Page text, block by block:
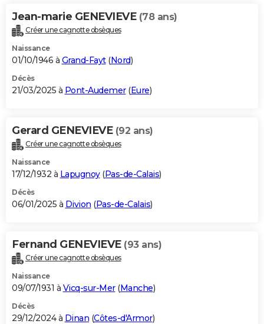
Jean-marie GENEVIEVE (78 ans)
Créer une cagnotte obsèques
Naissance
01/10/1946 à Grand-Fayt(Nord)
Décès
21/03/2025 à Pont-Audemer(Eure)
Gerard GENEVIEVE (92 ans)
Créer une cagnotte obsèques
Naissance
17/12/1932 à Lapugnoy(Pas-de-Calais)
Décès
06/01/2025 à Divion (Pas-de-Calais)
Fernand GENEVIEVE (93 ans)
Créer une cagnotte obsèques
Naissance
09/07/1931 à Vicq-sur-Mer(Manche)
Décès
29/12/2024 à Dinan (Côtes-d'Armor)